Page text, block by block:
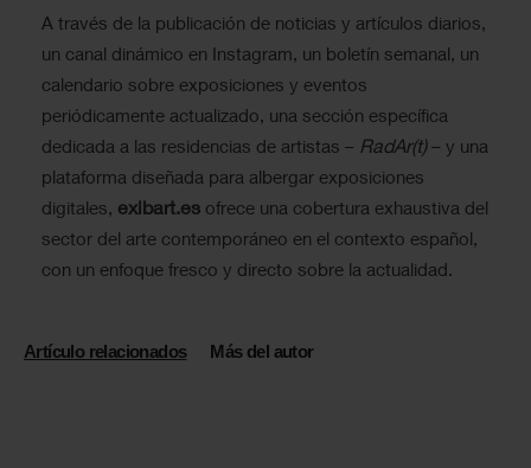
A través de la publicación de noticias y artículos diarios,
un canal dinámico en Instagram, un boletín semanal, un
calendario sobre exposiciones y eventos
periódicamente actualizado, una sección específica
dedicada a las residencias de artistas – RadAr(t)– y una
plataforma diseñada para albergar exposiciones
digitales, exibart.es ofrece una cobertura exhaustiva del
sector del arte contemporáneo en el contexto español,
con un enfoque fresco y directo sobre la actualidad.
Artículo relacionados Más del autor